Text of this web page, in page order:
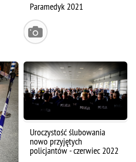
Paramedyk 2021
Uroczystość ślubowania
nowo przyjętych
policjantów - czerwiec 2022